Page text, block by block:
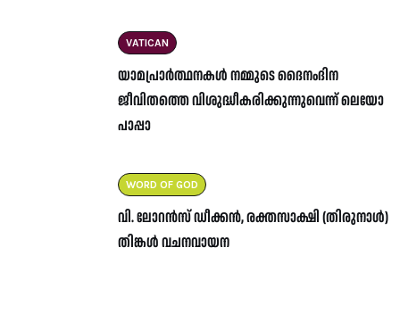
VATICAN
യാമപ്രാർത്ഥനകൾ നമ്മുടെ ദൈനംദിന
ജീവിതത്തെ വിശുദ്ധീകരിക്കുന്നുവെന്ന് ലെയോ
പാപ്പാ
WORD OF GOD
വി. ലോറൻസ് ഡീക്കൻ, രക്തസാക്ഷി (തിരുനാൾ)
തിങ്കൾ വചനവായന